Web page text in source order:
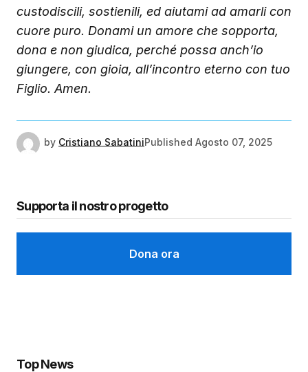
custodiscili, sostienili, ed aiutami ad amarli con
cuore puro. Donami un amore che sopporta,
dona e non giudica, perché possa anch’io
giungere, con gioia, all’incontro eterno con tuo
Figlio. Amen.
by Cristiano SabatiniPublished Agosto 07, 2025
Supporta il nostro progetto
Dona ora
Top News